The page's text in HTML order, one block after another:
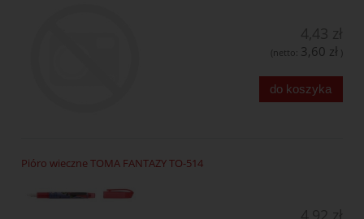
(netto: 3,60 zł )
do koszyka
Pióro wieczne TOMA FANTAZY TO-514